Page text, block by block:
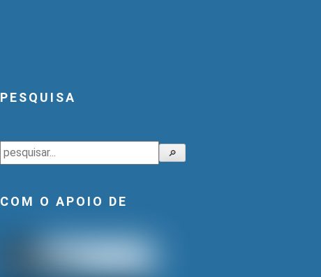
PESQUISA
Pesquisar 🔎
COM O APOIO DE